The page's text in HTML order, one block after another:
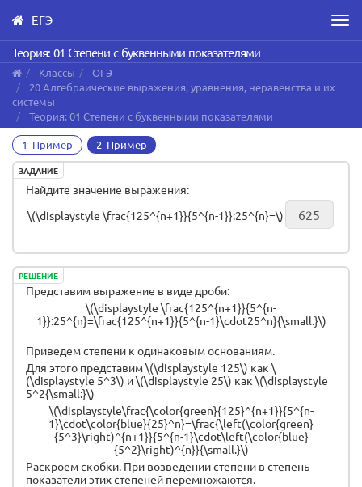
Skip
to
main
content
ЕГЭ
Теория: 01 Степени с буквенными показателями
Классы
ОГЭ
20 Алгебраические выражения, уравнения, неравенства и их
системы
Теория: 01 Степени с буквенными показателями
1 Пример 2 Пример
ЗАДАНИЕ
Найдите значение выражения:
\(\displaystyle \frac{125^{n+1}}{5^{n-1}}:25^{n}=\)
РЕШЕНИЕ
Представим выражение в виде дроби:
\(\displaystyle \frac{125^{n+1}}{5^{n-
1}}:25^{n}=\frac{125^{n+1}}{5^{n-1}\cdot25^n}{\small.}\)
Приведем степени к одинаковым основаниям.
Для этого представим \(\displaystyle 125\) как \
(\displaystyle 5^3\) и \(\displaystyle 25\) как \(\displaystyle
5^2{\small:}\)
\(\displaystyle\frac{\color{green}{125}^{n+1}}{5^{n-
1}\cdot\color{blue}{25}^n}=\frac{\left(\color{green}
{5^3}\right)^{n+1}}{5^{n-1}\cdot\left(\color{blue}
{5^2}\right)^{n}}{\small.}\)
Раскроем скобки. При возведении степени в степень
показатели этих степеней перемножаются.